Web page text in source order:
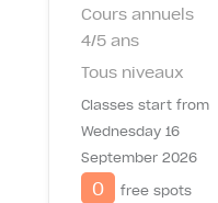
Cours annuels
4/5 ans
Tous niveaux
Classes start from
Wednesday 16
September 2026
0 free spots